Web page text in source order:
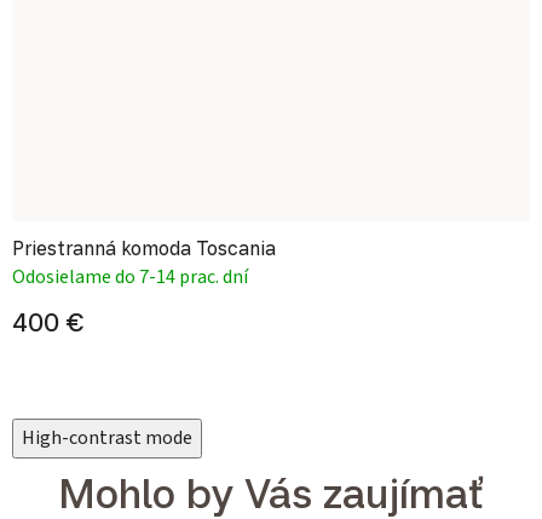
Priestranná komoda Toscania
Odosielame do 7-14 prac. dní
400 €
High-contrast mode
Mohlo by Vás zaujímať